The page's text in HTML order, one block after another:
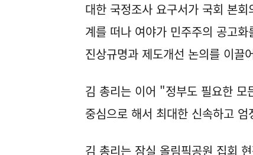
대한 국정조사 요구서가 국회 본
계를 떠나 여야가 민주주의 공고
진상규명과 제도개선 논의를 이끌
김 총리는 이어 "정부도 필요한
중심으로 해서 최대한 신속하고
김 총리는 잠실 올림픽공원 집회